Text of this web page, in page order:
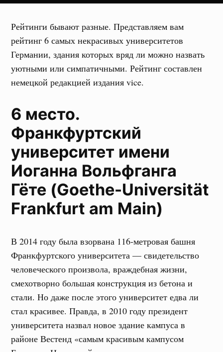
Рейтинги бывают разные. Представляем вам
рейтинг 6 самых некрасивых университетов
Германии, здания которых вряд ли можно назвать
уютными или симпатичными. Рейтинг составлен
немецкой редакцией издания vice.
6 место.
Франкфуртский
университет имени
Иоганна Вольфганга
Гёте (Goethe-Universität
Frankfurt am Main)
В 2014 году была взорвана 116-метровая башня
Франкфуртского университета — свидетельство
человеческого произвола, враждебная жизни,
смехотворно большая конструкция из бетона и
стали. Но даже после этого университет едва ли
стал красивее. Правда, в 2010 году президент
университета назвал новое здание кампуса в
районе Вестенд «самым красивым кампусом